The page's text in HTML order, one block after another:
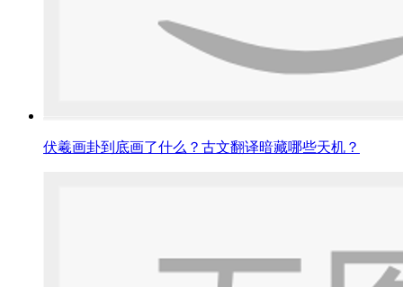
伏羲画卦到底画了什么？古文翻译暗藏哪些天机？